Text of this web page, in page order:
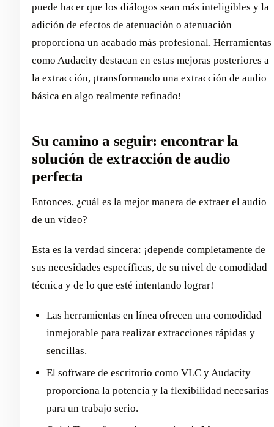
puede hacer que los diálogos sean más inteligibles y la
adición de efectos de atenuación o atenuación
proporciona un acabado más profesional. Herramientas
como Audacity destacan en estas mejoras posteriores a
la extracción, ¡transformando una extracción de audio
básica en algo realmente refinado!
Su camino a seguir: encontrar la
solución de extracción de audio
perfecta
Entonces, ¿cuál es la mejor manera de extraer el audio
de un vídeo?
Esta es la verdad sincera: ¡depende completamente de
sus necesidades específicas, de su nivel de comodidad
técnica y de lo que esté intentando lograr!
Las herramientas en línea ofrecen una comodidad
inmejorable para realizar extracciones rápidas y
sencillas.
El software de escritorio como VLC y Audacity
proporciona la potencia y la flexibilidad necesarias
para un trabajo serio.